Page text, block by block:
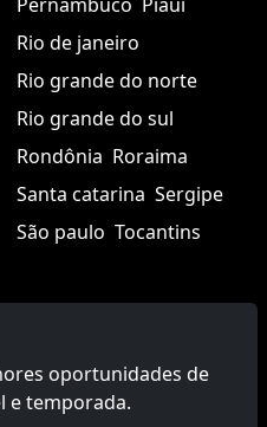
Pernambuco Piauí
Rio de janeiro
Rio grande do norte
Rio grande do sul
Rondônia Roraima
Santa catarina Sergipe
São paulo Tocantins
oportunidades de
e temporada.